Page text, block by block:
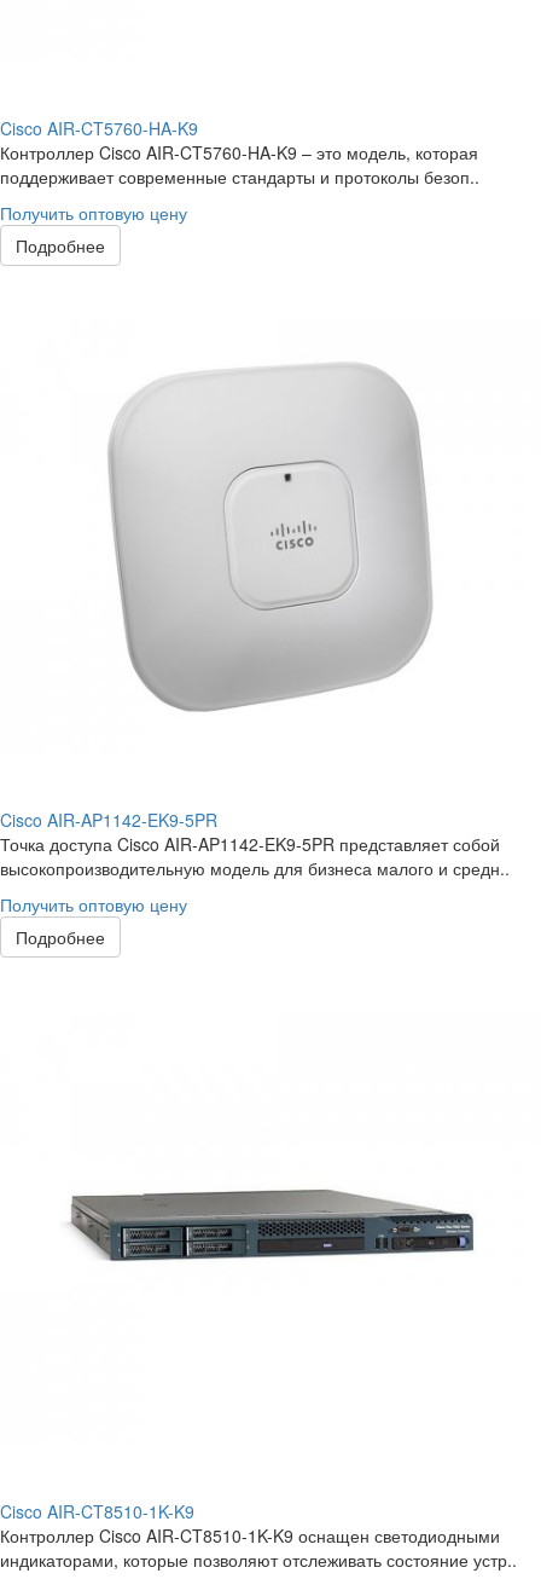
Cisco AIR-CT5760-HA-K9
Контроллер Cisco AIR-CT5760-HA-K9 – это модель, которая
поддерживает современные стандарты и протоколы безоп..
Получить оптовую цену
Подробнее
Cisco AIR-AP1142-EK9-5PR
Точка доступа Cisco AIR-AP1142-EK9-5PR представляет собой
высокопроизводительную модель для бизнеса малого и средн..
Получить оптовую цену
Подробнее
Cisco AIR-CT8510-1K-K9
Контроллер Cisco AIR-CT8510-1K-K9 оснащен светодиодными
индикаторами, которые позволяют отслеживать состояние устр..